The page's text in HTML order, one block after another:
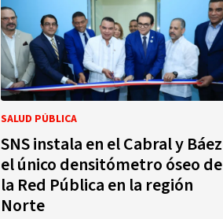
SALUD PÚBLICA
SNS instala en el Cabral y Báez
el único densitómetro óseo de
la Red Pública en la región
Norte